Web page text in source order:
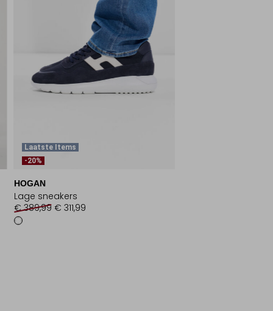
Laatste Items
-20%
HOGAN
Lage sneakers
€ 389,99 € 311,99